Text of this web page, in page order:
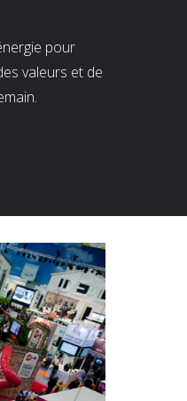
pour
valeurs et de